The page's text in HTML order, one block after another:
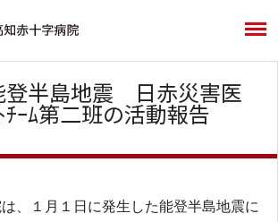
登半島地震 日赤災害医
ﾁｰﾑ第二班の活動報告
、１月１日に発生した能登半島地震に